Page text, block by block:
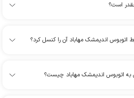
است؟
اتوبوس اندیمشک مهاباد آن را کنسل کرد؟
به اتوبوس اندیمشک مهاباد چیست؟